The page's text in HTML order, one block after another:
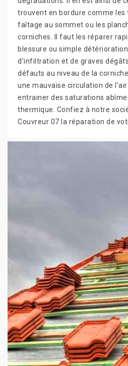
trouvent en bordure comme
faîtage au sommet ou les
corniches. Il faut les réparer
blessure ou simple
d’infiltration et de graves
défauts au niveau de la
une mauvaise circulation de
entrainer des saturations
thermique. Confiez à notre
Couvreur 07 la réparation de